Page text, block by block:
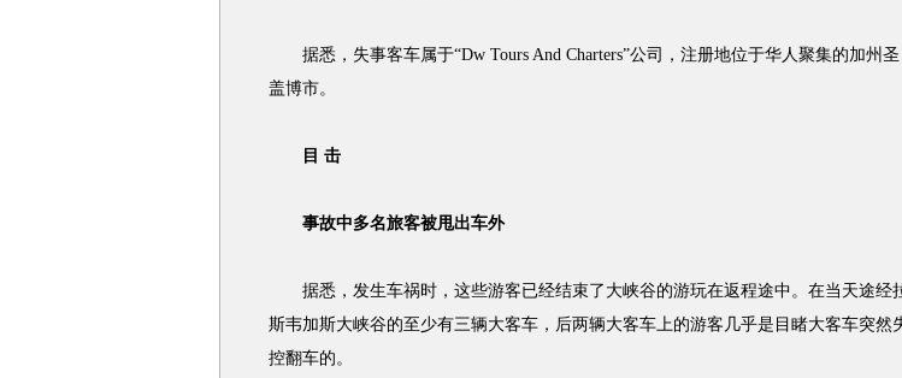
据悉，失事客车属于“Dw Tours And Charters”公司，注册地位于华人聚集的加州圣
盖博市。
目 击
事故中多名旅客被甩出车外
据悉，发生车祸时，这些游客已经结束了大峡谷的游玩在返程途中。在当天途经
斯韦加斯大峡谷的至少有三辆大客车，后两辆大客车上的游客几乎是目睹大客车突然
控翻车的。